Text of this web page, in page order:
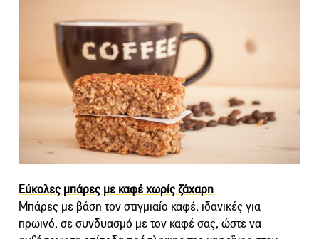
Εύκολες μπάρες με καφέ χωρίς ζάχαρη
Μπάρες με βάση τον στιγμιαίο καφέ, ιδανικές για
πρωινό, σε συνδυασμό με τον καφέ σας, ώστε να